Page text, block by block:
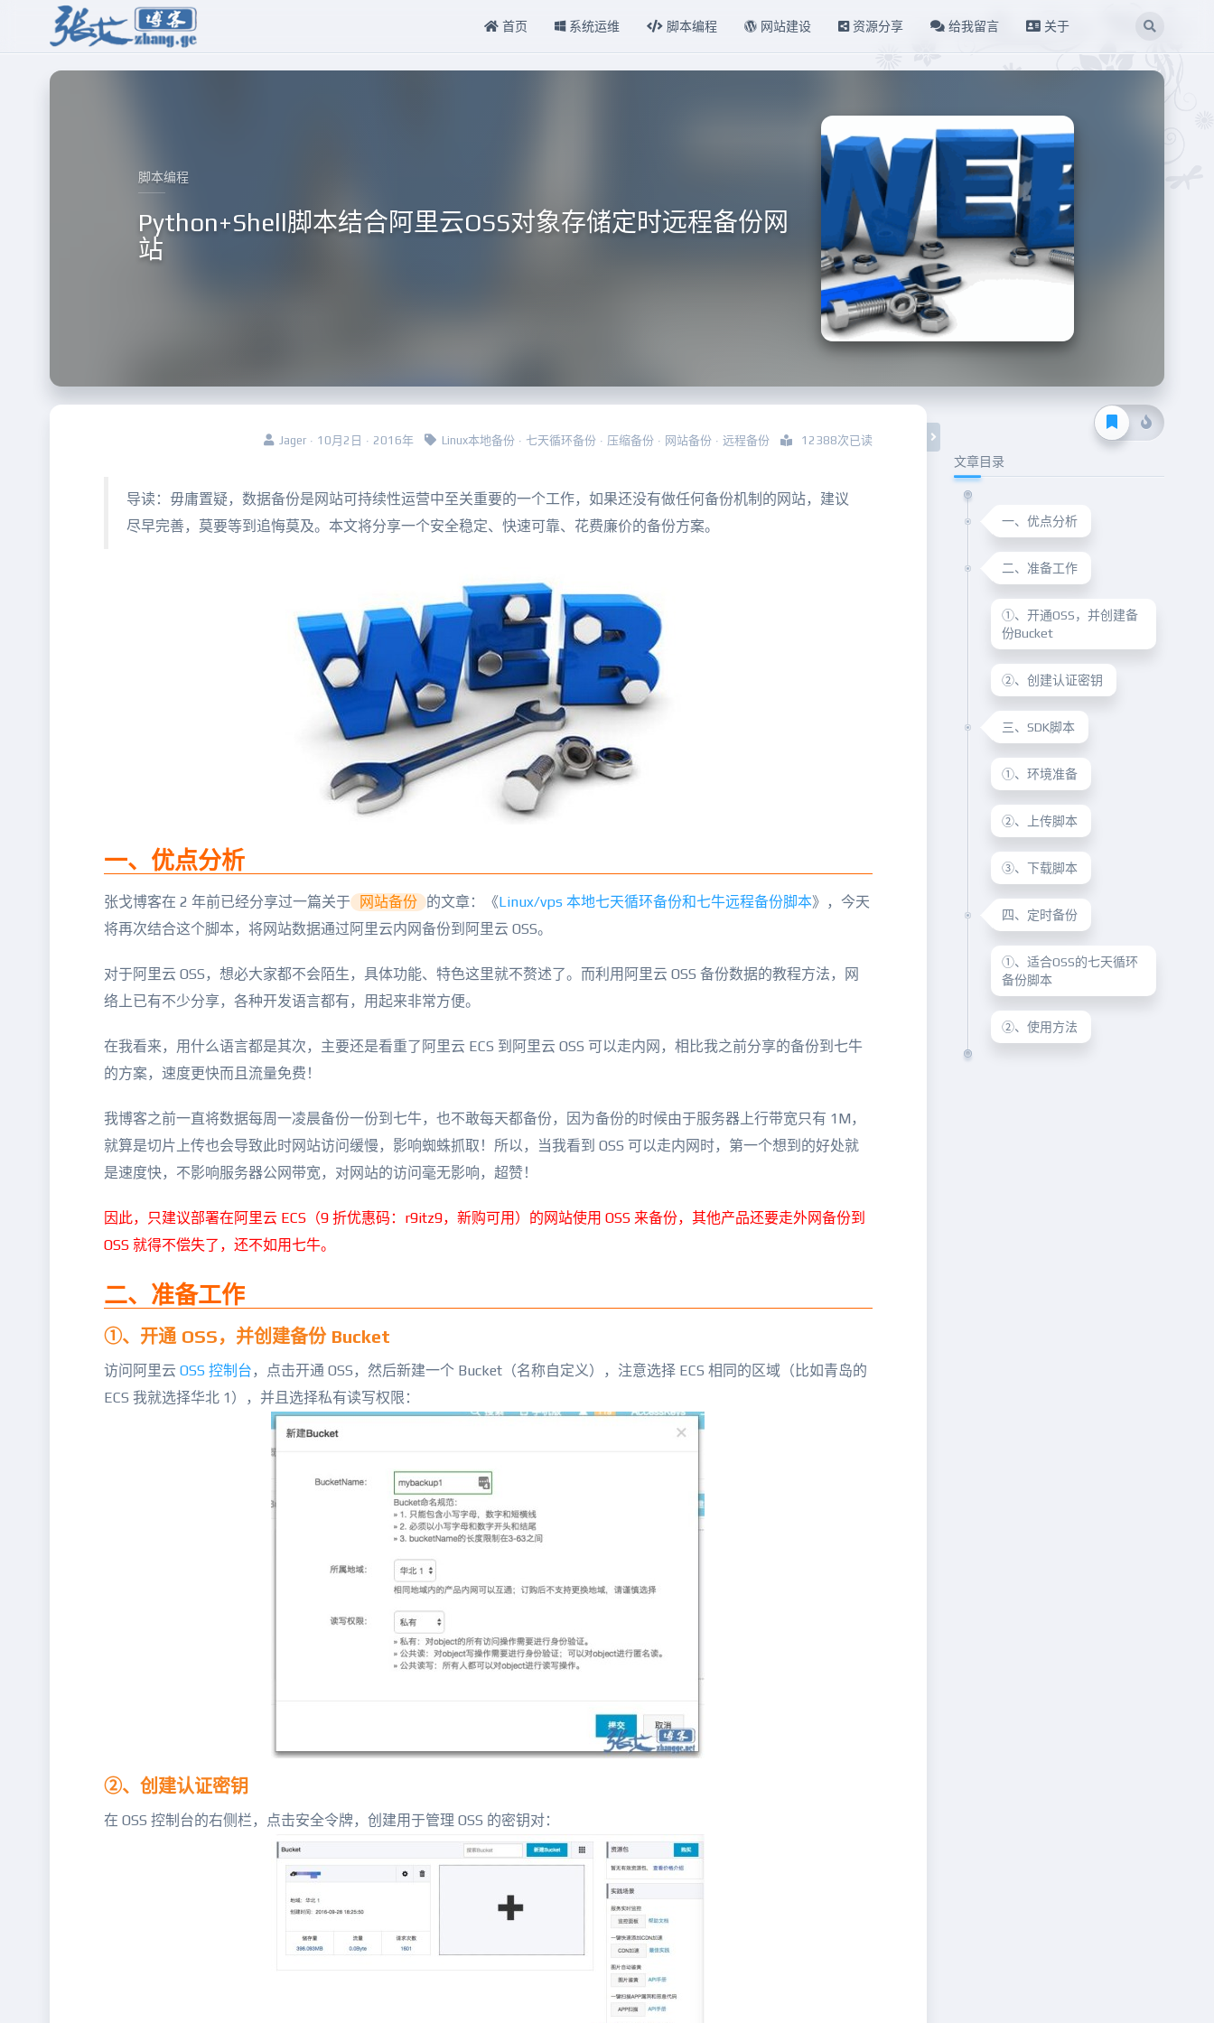
首页 系统运维 脚本编程 网站建设 资源分享 给我留言 关于
脚本编程
Python+Shell脚本结合阿里云OSS对象存储定时远程备份网
站
Jager · 10月2日 · 2016年 Linux本地备份· 七天循环备份· 压缩备份· 网站备份· 远程备份 12388次已读
导读：毋庸置疑，数据备份是网站可持续性运营中至关重要的一个工作，如果还没有做任何备份机制的网站，建议
尽早完善，莫要等到追悔莫及。本文将分享一个安全稳定、快速可靠、花费廉价的备份方案。
一、优点分析
张戈博客在 2 年前已经分享过一篇关于 网站备份 的文章：《Linux/vps 本地七天循环备份和七牛远程备份脚本》，今天
将再次结合这个脚本，将网站数据通过阿里云内网备份到阿里云 OSS。
对于阿里云 OSS，想必大家都不会陌生，具体功能、特色这里就不赘述了。而利用阿里云 OSS 备份数据的教程方法，网
络上已有不少分享，各种开发语言都有，用起来非常方便。
在我看来，用什么语言都是其次，主要还是看重了阿里云 ECS 到阿里云 OSS 可以走内网，相比我之前分享的备份到七牛
的方案，速度更快而且流量免费！
我博客之前一直将数据每周一凌晨备份一份到七牛，也不敢每天都备份，因为备份的时候由于服务器上行带宽只有 1M，
就算是切片上传也会导致此时网站访问缓慢，影响蜘蛛抓取！所以，当我看到 OSS 可以走内网时，第一个想到的好处就
是速度快，不影响服务器公网带宽，对网站的访问毫无影响，超赞！
因此，只建议部署在阿里云 ECS（9 折优惠码：r9itz9，新购可用）的网站使用 OSS 来备份，其他产品还要走外网备份到
OSS 就得不偿失了，还不如用七牛。
二、准备工作
①、开通 OSS，并创建备份 Bucket
访问阿里云 OSS 控制台 ，点击开通 OSS，然后新建一个 Bucket（名称自定义），注意选择 ECS 相同的区域（比如青岛的
ECS 我就选择华北 1），并且选择私有读写权限：
②、创建认证密钥
在 OSS 控制台的右侧栏，点击安全令牌，创建用于管理 OSS 的密钥对：
文章目录
一、优点分析
二、准备工作
①、开通OSS，并创建备
份Bucket
②、创建认证密钥
三、SDK脚本
①、环境准备
②、上传脚本
③、下载脚本
四、定时备份
①、适合OSS的七天循环
备份脚本
②、使用方法